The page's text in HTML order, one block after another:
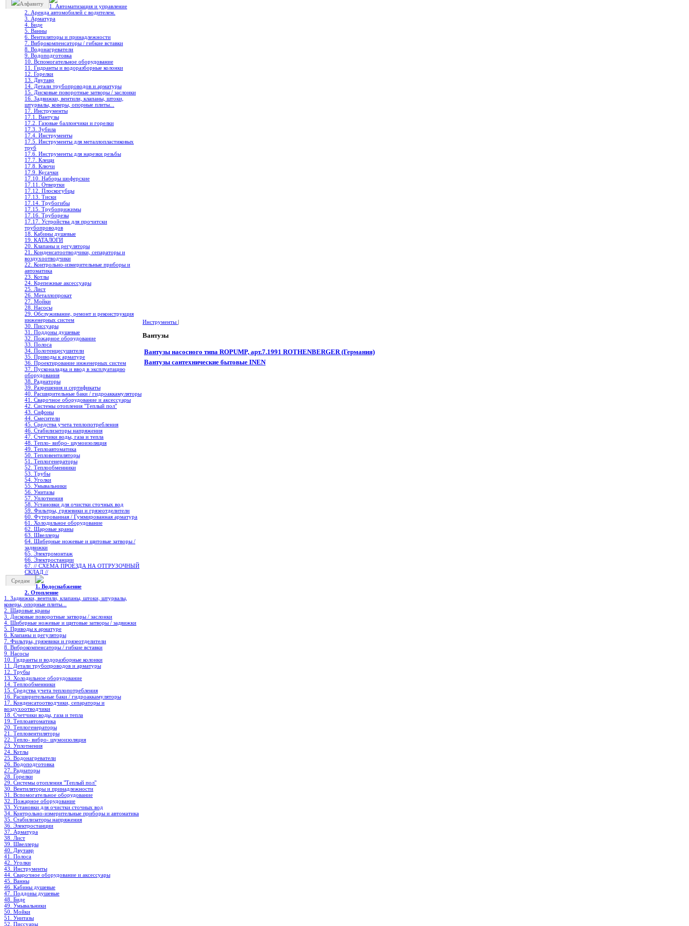
Алфавиту
1. Автоматизация и управление
2. Аренда автомобилей с водителем.
3. Арматура
4. Биде
5. Ванны
6. Вентиляторы и принадлежности
7. Виброкомпенсаторы / гибкие вставки
8. Водонагреватели
9. Водоподготовка
10. Вспомогательное оборудование
11. Гидранты и водоразборные колонки
12. Горелки
13. Двутавр
14. Детали трубопроводов и арматуры
15. Дисковые поворотные затворы / заслонки
16. Задвижки, вентили, клапаны, штоки,
штурвалы, коверы, опорные плиты...
17. Инструменты
17.1. Вантузы
17.2. Газовые баллончики и горелки
17.3. Зубила
17.4. Инструменты
17.5. Инструменты для металлопластиковых
труб
17.6. Инструменты для нарезки резьбы
17.7. Клещи
17.8. Ключи
17.9. Кусачки
17.10. Наборы шоферские
17.11. Отвертки
17.12. Плоскогубцы
17.13. Тиски
17.14. Трубогибы
17.15. Трубоприжимы
17.16. Труборезы
17.17. Устройства для прочитски
трубопроводов
18. Кабины душевые
19. КАТАЛОГИ
20. Клапаны и регуляторы
21. Конденсатоотводчики, сепараторы и
воздухоотводчики
22. Контрольно-измерительные приборы и
автоматика
23. Котлы
24. Крепежные аксессуары
25. Лист
26. Металлопрокат
27. Мойки
28. Насосы
29. Обслуживание, ремонт и реконструкция
инженерных систем
30. Писсуары
31. Поддоны душевые
32. Пожарное оборудование
33. Полоса
34. Полотенцесушители
35. Приводы к арматуре
36. Проектирование инженерных систем
37. Пусконаладка и ввод в эксплуатацию
оборудования
38. Радиаторы
39. Разрешения и сертификаты
40. Расширительные баки / гидроаккамуляторы
41. Сварочное оборудование и аксессуары
42. Системы отопления "Теплый пол"
43. Сифоны
44. Смесители
45. Средства учета теплопотребления
46. Стабилизаторы напряжения
47. Счетчики воды, газа и тепла
48. Тепло- вибро- шумоизоляция
49. Теплоавтоматика
50. Тепловентиляторы
51. Теплогенераторы
52. Теплообменники
53. Трубы
54. Уголки
55. Умывальники
56. Унитазы
57. Уплотнения
58. Установки для очистки сточных вод
59. Фильтры, грязевики и грязеотделители
60. Футерованная / Гуммированная арматура
61. Холодильное oборудование
62. Шаровые краны
63. Швеллеры
64. Шиберные ножевые и щитовые затворы /
задвижки
65. Электромонтаж
66. Электростанции
67. // СХЕМА ПРОЕЗДА НА ОТГРУЗОЧНЫЙ
СКЛАД //
Средам
1. Водоснабжение
2. Отопление
1. Задвижки, вентили, клапаны, штоки, штурвалы,
коверы, опорные плиты...
2. Шаровые краны
3. Дисковые поворотные затворы / заслонки
4. Шиберные ножевые и щитовые затворы / задвижки
5. Приводы к арматуре
6. Клапаны и регуляторы
7. Фильтры, грязевики и грязеотделители
8. Виброкомпенсаторы / гибкие вставки
9. Насосы
10. Гидранты и водоразборные колонки
11. Детали трубопроводов и арматуры
12. Трубы
13. Холодильное oборудование
14. Теплообменники
15. Средства учета теплопотребления
16. Расширительные баки / гидроаккамуляторы
17. Конденсатоотводчики, сепараторы и
воздухоотводчики
18. Счетчики воды, газа и тепла
19. Теплоавтоматика
20. Теплогенераторы
21. Тепловентиляторы
22. Тепло- вибро- шумоизоляция
23. Уплотнения
24. Котлы
25. Водонагреватели
26. Водоподготовка
27. Радиаторы
28. Горелки
29. Системы отопления "Теплый пол"
30. Вентиляторы и принадлежности
31. Вспомогательное оборудование
32. Пожарное оборудование
33. Установки для очистки сточных вод
34. Контрольно-измерительные приборы и автоматика
35. Стабилизаторы напряжения
36. Электростанции
37. Арматура
38. Лист
39. Швеллеры
40. Двутавр
41. Полоса
42. Уголки
43. Инструменты
44. Сварочное оборудование и аксессуары
45. Ванны
46. Кабины душевые
47. Поддоны душевые
48. Биде
49. Умывальники
50. Мойки
51. Унитазы
52. Писсуары
Инструменты |
Вантузы
Вантузы насосного типа ROPUMP, арт.7.1991 ROTHENBERGER (Германия)
Вантузы сантехнические бытовые INEN